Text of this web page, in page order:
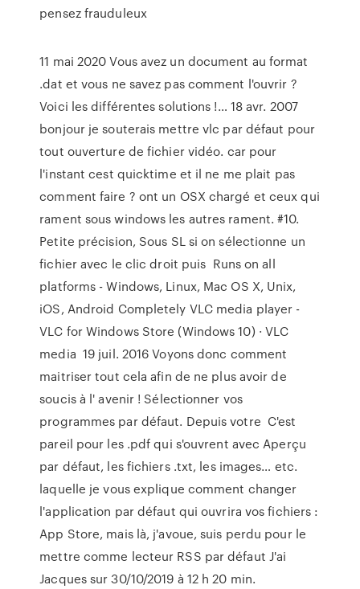
pensez frauduleux
11 mai 2020 Vous avez un document au format
.dat et vous ne savez pas comment l'ouvrir ?
Voici les différentes solutions !… 18 avr. 2007
bonjour je souterais mettre vlc par défaut pour
tout ouverture de fichier vidéo. car pour
l'instant cest quicktime et il ne me plait pas
comment faire ? ont un OSX chargé et ceux qui
rament sous windows les autres rament. #10.
Petite précision, Sous SL si on sélectionne un
fichier avec le clic droit puis Runs on all
platforms - Windows, Linux, Mac OS X, Unix,
iOS, Android Completely VLC media player -
VLC for Windows Store (Windows 10) · VLC
media 19 juil. 2016 Voyons donc comment
maitriser tout cela afin de ne plus avoir de
soucis à l' avenir ! Sélectionner vos
programmes par défaut. Depuis votre C'est
pareil pour les .pdf qui s'ouvrent avec Aperçu
par défaut, les fichiers .txt, les images… etc.
laquelle je vous explique comment changer
l'application par défaut qui ouvrira vos fichiers :
App Store, mais là, j'avoue, suis perdu pour le
mettre comme lecteur RSS par défaut J'ai
Jacques sur 30/10/2019 à 12 h 20 min.